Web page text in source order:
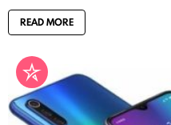
READ MORE